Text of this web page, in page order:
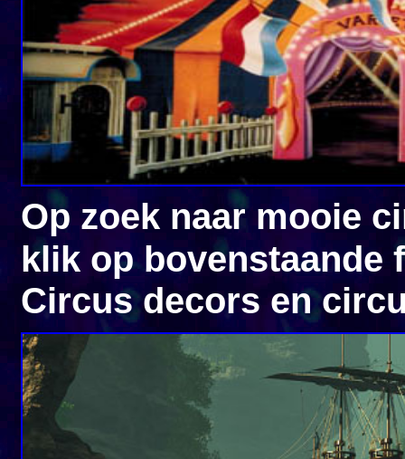
Op zoek naar mooie
klik op bovenstaande
Circus decors en